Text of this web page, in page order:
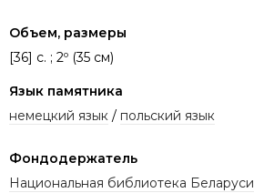
Объем, размеры
[36] с. ; 2º (35 см)
Язык памятника
немецкий язык / польский язык
Фондодержатель
Национальная библиотека Беларуси